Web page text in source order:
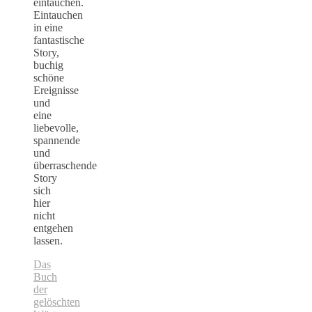
eintauchen.
Eintauchen
in eine
fantastische
Story,
buchig
schöne
Ereignisse
und
eine
liebevolle,
spannende
und
überraschende
Story
sich
hier
nicht
entgehen
lassen.
Das
Buch
der
gelöschten